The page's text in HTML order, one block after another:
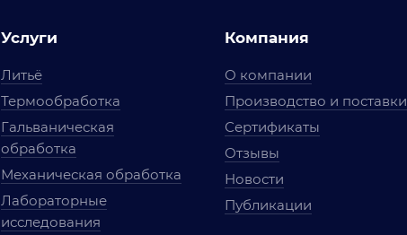
Услуги
Литьё
Термообработка
Гальваническая
обработка
Механическая обработка
Лабораторные
исследования
Компания
О компании
Производство и поставки
Сертификаты
Отзывы
Новости
Публикации